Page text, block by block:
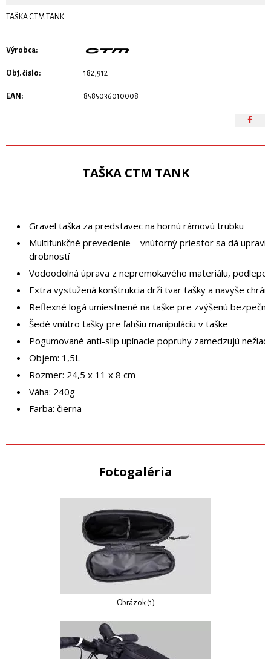
TAŠKA CTM TANK
Výrobca:
Obj. čislo: 182,912
EAN: 8585036010008
TAŠKA CTM TANK
Gravel taška za predstavec na hornú rámovú trubku
Multifunkčné prevedenie – vnútorný priestor sa dá
drobností
Vodoodolná úprava z nepremokavého materiálu,
Extra vystužená konštrukcia drží tvar tašky a navyše
Reflexné logá umiestnené na taške pre zvýšenú
Šedé vnútro tašky pre ľahšiu manipuláciu v taške
Pogumované anti-slip upínacie popruhy zamedzujú
Objem: 1,5L
Rozmer: 24,5 x 11 x 8 cm
Váha: 240g
Farba: čierna
Fotogaléria
Obrázok (1)